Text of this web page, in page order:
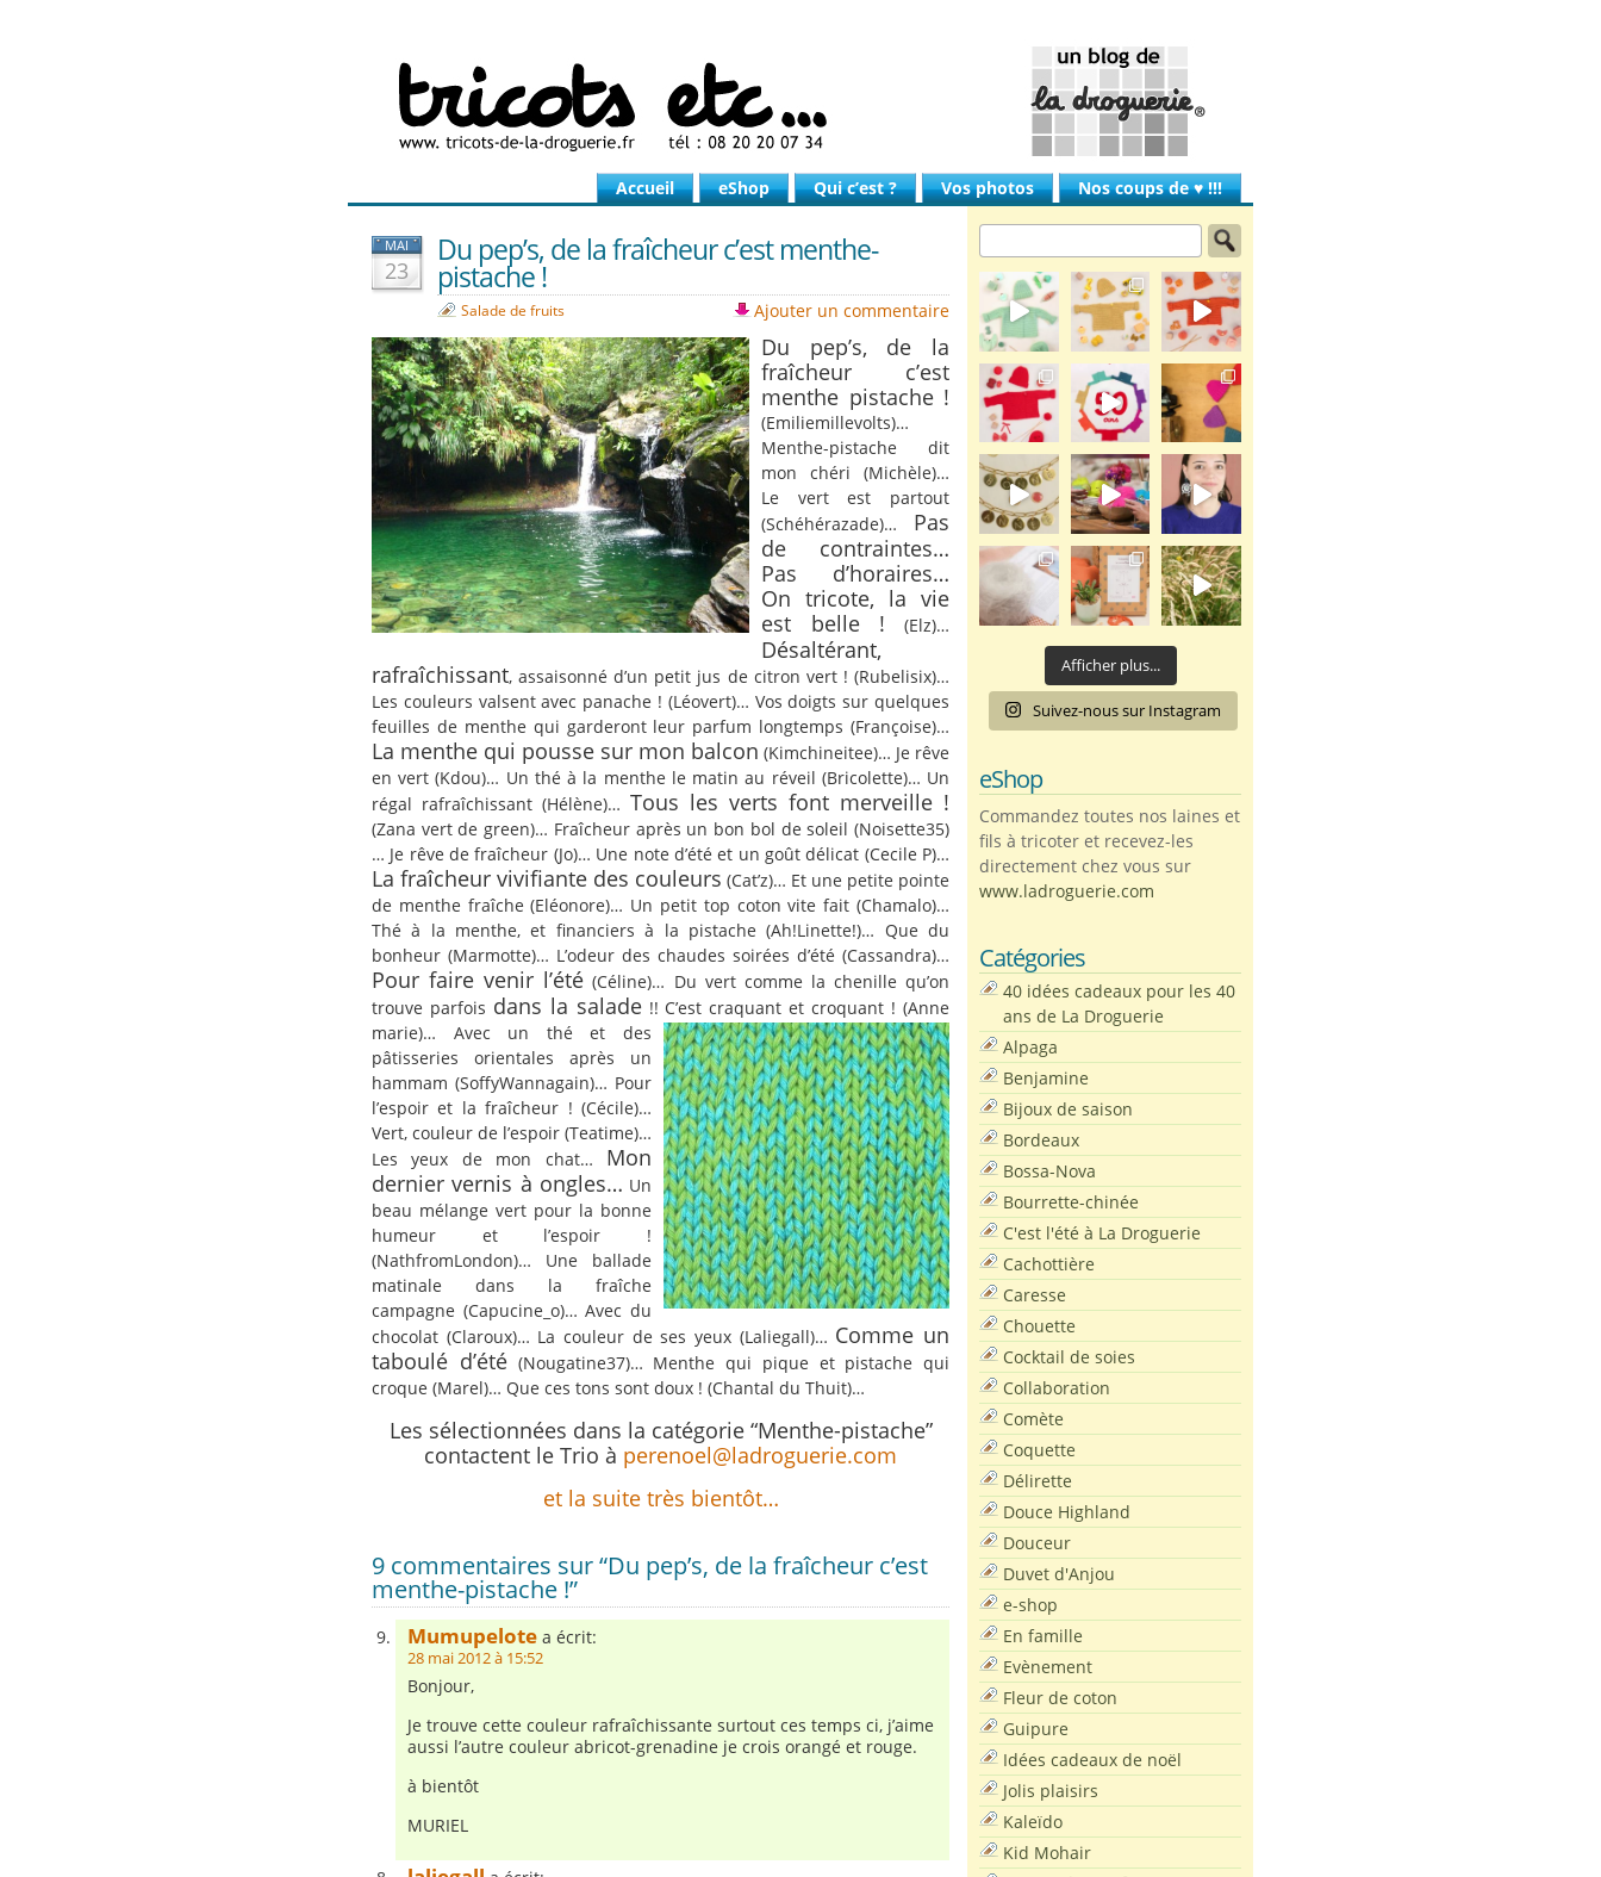
Accueil eShop Qui c’est ? Vos photos Nos coups de ♥ !!!
MAI
23
Du pep’s, de la fraîcheur c’est menthe-
pistache !
Salade de fruits Ajouter un commentaire
Du pep’s, de la
fraîcheur c’est
menthe pistache !
(Emiliemillevolts)…
Menthe-pistache dit
mon chéri (Michèle)…
Le vert est partout
(Schéhérazade)… Pas
de contraintes…
Pas d’horaires…
On tricote, la vie
est belle ! (Elz)…
Désaltérant,
rafraîchissant, assaisonné d’un petit jus de citron vert ! (Rubelisix)…
Les couleurs valsent avec panache ! (Léovert)… Vos doigts sur quelques
feuilles de menthe qui garderont leur parfum longtemps (Françoise)…
La menthe qui pousse sur mon balcon (Kimchineitee)… Je rêve
en vert (Kdou)… Un thé à la menthe le matin au réveil (Bricolette)… Un
régal rafraîchissant (Hélène)… Tous les verts font merveille !
(Zana vert de green)… Fraîcheur après un bon bol de soleil (Noisette35)
… Je rêve de fraîcheur (Jo)… Une note d’été et un goût délicat (Cecile P)…
La fraîcheur vivifiante des couleurs (Cat’z)… Et une petite pointe
de menthe fraîche (Eléonore)… Un petit top coton vite fait (Chamalo)…
Thé à la menthe, et financiers à la pistache (Ah!Linette!)… Que du
bonheur (Marmotte)… L’odeur des chaudes soirées d’été (Cassandra)…
Pour faire venir l’été (Céline)… Du vert comme la chenille qu’on
trouve parfois dans la salade!! C’est craquant et croquant !(Anne
marie)… Avec un thé et des
pâtisseries orientales après un
hammam (SoffyWannagain)… Pour
l’espoir et la fraîcheur ! (Cécile)…
Vert, couleur de l’espoir (Teatime)…
Les yeux de mon chat… Mon
dernier vernis à ongles… Un
beau mélange vert pour la bonne
humeur et l’espoir !
(NathfromLondon)… Une ballade
matinale dans la fraîche
campagne (Capucine_o)… Avec du
chocolat (Claroux)… La couleur de ses yeux (Laliegall)… Comme un
taboulé d’été(Nougatine37)… Menthe qui pique et pistache qui
croque (Marel)… Que ces tons sont doux ! (Chantal du Thuit)…
Les sélectionnées dans la catégorie “Menthe-pistache”
contactent le Trio à perenoel@ladroguerie.com
et la suite très bientôt…
9 commentaires sur “Du pep’s, de la fraîcheur c’est
menthe-pistache !”
Mumupelote a écrit:
28 mai 2012 à 15:52
Bonjour,
Je trouve cette couleur rafraîchissante surtout ces temps ci, j’aime
aussi l’autre couleur abricot-grenadine je crois orangé et rouge.
à bientôt
MURIEL
Afficher plus...
Suivez-nous sur Instagram
eShop
Commandez toutes nos laines et
fils à tricoter et recevez-les
directement chez vous sur
www.ladroguerie.com
Catégories
40 idées cadeaux pour les 40
ans de La Droguerie
Alpaga
Benjamine
Bijoux de saison
Bordeaux
Bossa-Nova
Bourrette-chinée
C'est l'été à La Droguerie
Cachottière
Caresse
Chouette
Cocktail de soies
Collaboration
Comète
Coquette
Délirette
Douce Highland
Douceur
Duvet d'Anjou
e-shop
En famille
Evènement
Fleur de coton
Guipure
Idées cadeaux de noël
Jolis plaisirs
Kaleïdo
Kid Mohair